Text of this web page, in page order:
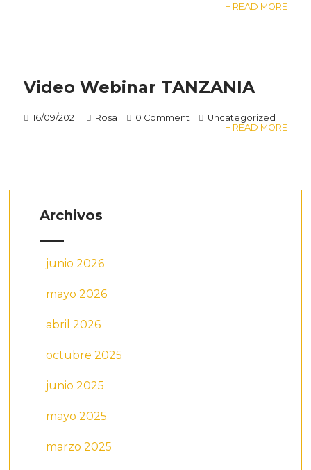
+ READ MORE
Video Webinar TANZANIA
16/09/2021 Rosa 0 Comment
Uncategorized
+ READ MORE
Archivos
junio 2026
mayo 2026
abril 2026
octubre 2025
junio 2025
mayo 2025
marzo 2025